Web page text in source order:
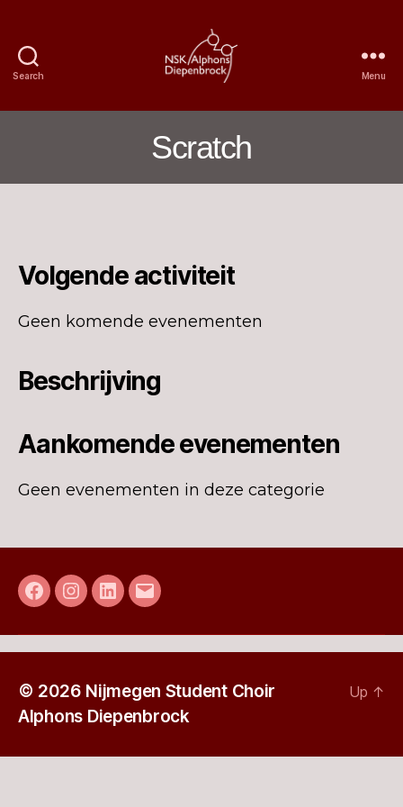
Search
Student
Choir
Alphons
Menu
Scratch
Volgende activiteit
Geen komende evenementen
Beschrijving
Aankomende evenementen
Geen evenementen in deze categorie
Facebook
Instagram
LinkedIn
E-
© 2026 Nijmegen Student Choir
Alphons Diepenbrock
Up ↑